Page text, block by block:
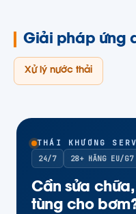
Giải pháp ứng
Xử lý nước thải
THÁI KHƯƠNG
24/7
28+ HÃNG EU/G7
Cần sửa
tùng cho